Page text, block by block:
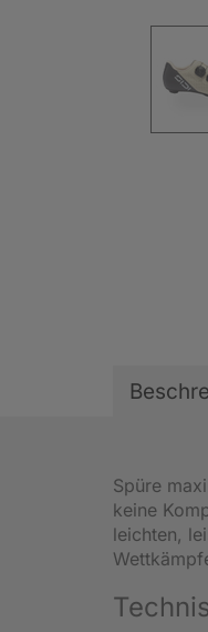
Spüre
keine
leichten,